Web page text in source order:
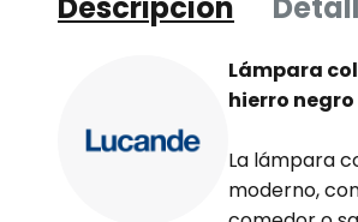
Descripción
Lámpara
hierro negro
La lámpara
moderno,